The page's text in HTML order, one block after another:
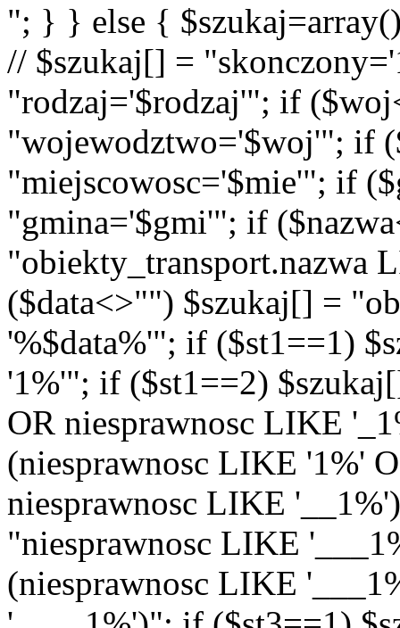
"; } } else {
// $szukaj[] =
"rodzaj='$rodzaj'"; if
"wojewodztwo='$woj'"; if
"miejscowosc='$mie'"; if
"gmina='$gmi'"; if
"obiekty_transport.nazwa
($data<>"") $szukaj[] =
'%$data%'"; if ($st1==1)
'1%'"; if ($st1==2)
OR niesprawnosc LIKE
(niesprawnosc LIKE '1%'
niesprawnosc LIKE
"niesprawnosc LIKE
(niesprawnosc LIKE